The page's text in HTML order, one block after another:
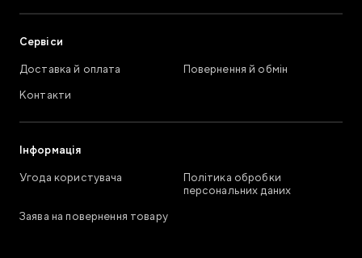
Сервіси
Доставка й оплата
Повернення й обмін
Контакти
Інформація
Угода користувача
Політика обробки
персональних даних
Заява на повернення товару